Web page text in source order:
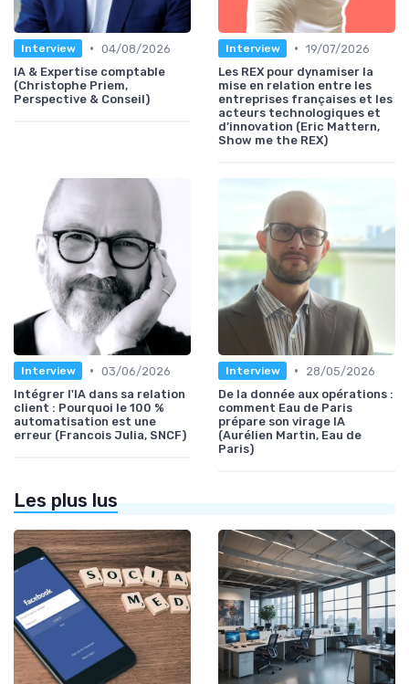
Interview • 04/08/2026
IA & Expertise comptable
(Christophe Priem,
Perspective & Conseil)
Interview • 19/07/2026
Les REX pour dynamiser la
mise en relation entre les
entreprises françaises et les
acteurs technologiques et
d’innovation (Eric Mattern,
Show me the REX)
Interview • 03/06/2026
Intégrer l'IA dans sa relation
client : Pourquoi le 100 %
automatisation est une
erreur (Francois Julia, SNCF)
Interview •
28/05/2026
De la donnée aux opérations :
comment Eau de Paris
prépare son virage IA
(Aurélien Martin, Eau de
Paris)
Les plus lus